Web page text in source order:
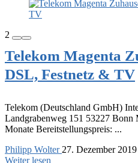
2
Telekom Magenta
DSL, Festnetz & TV
Telekom (Deutschland GmbH)
Landgrabenweg 151 53227 Bonn
Monate Bereitstellungspreis: ...
Philipp Wolter 27. Dezember 2019
Weiter lesen